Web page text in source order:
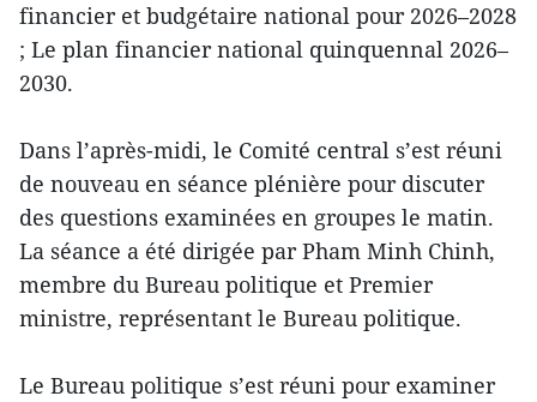
financier et budgétaire national pour 2026–2028
; Le plan financier national quinquennal 2026–
2030.
Dans l’après-midi, le Comité central s’est réuni
de nouveau en séance plénière pour discuter
des questions examinées en groupes le matin.
La séance a été dirigée par Pham Minh Chinh,
membre du Bureau politique et Premier
ministre, représentant le Bureau politique.
Le Bureau politique s’est réuni pour examiner